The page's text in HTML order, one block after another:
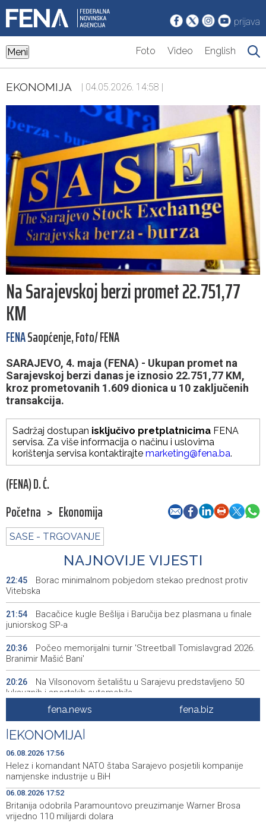
prijava
Meni Foto Video English
EKONOMIJA | 04.05.2026. 14:58 |
Na Sarajevskoj berzi promet 22.751,77
KM
FENASaopćenje, Foto/ FENA
SARAJEVO, 4. maja (FENA) - Ukupan promet na
Sarajevskoj berzi danas je iznosio 22.751,77 KM,
kroz prometovanih 1.609 dionica u 10 zaključenih
transakcija.
Sadržaj dostupan isključivo pretplatnicima FENA
servisa. Za više informacija o načinu i uslovima
korištenja servisa kontaktirajte marketing@fena.ba.
(FENA) D. Ć.
Početna > Ekonomija
SASE - TRGOVANJE
NAJNOVIJE VIJESTI
22:45
Borac minimalnom pobjedom stekao prednost protiv
Vitebska
21:54
Bacačice kugle Bešlija i Baručija bez plasmana u finale
juniorskog SP-a
20:36
Počeo memorijalni turnir 'Streetball Tomislavgrad 2026.
Branimir Mašić Bani'
20:26
Na Vilsonovom šetalištu u Sarajevu predstavljeno 50
luksuznih i sportskih automobila
Announcement of events for Friday, 7 August 2026
19:55
Drugi Festival bakri okupio mještane i posjetitelje kod
Livna
19:45
Novi Travnik receives first direct EU funding for UNESCO
heritage project
19:33
Crishock: OHR maintains an open dialogue with all
political stakeholders in BiH
fena.news fena.biz
EKONOMIJA
06.08.2026 17:56
Helez i komandant NATO štaba Sarajevo posjetili kompanije
namjenske industrije u BiH
06.08.2026 17:52
Britanija odobrila Paramountovo preuzimanje Warner Brosa
vrijedno 110 milijardi dolara